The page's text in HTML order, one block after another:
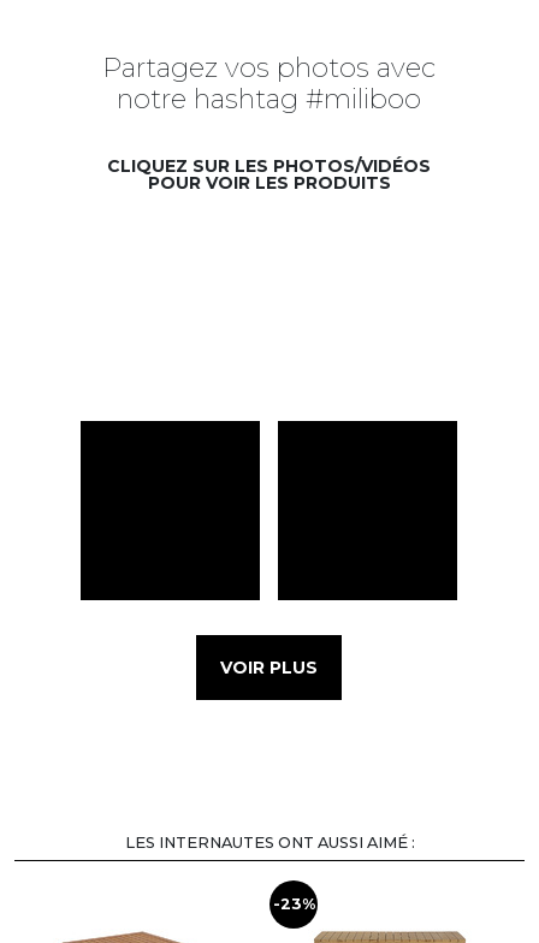
Partagez vos photos avec
notre hashtag #miliboo
CLIQUEZ SUR LES PHOTOS/VIDÉOS
POUR VOIR LES PRODUITS
VOIR PLUS
LES INTERNAUTES ONT AUSSI AIMÉ :
-23%